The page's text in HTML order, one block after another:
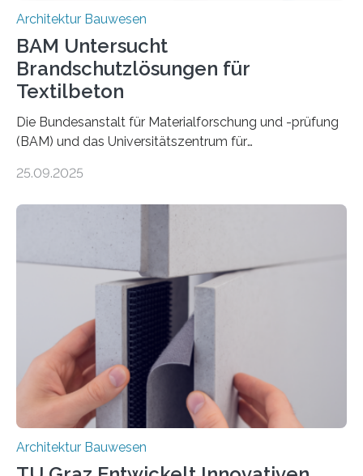
Architektur Bauwesen
BAM Untersucht
Brandschutzlösungen für
Textilbeton
Die Bundesanstalt für Materialforschung und -prüfung
(BAM) und das Universitätszentrum für
untersuchen in einem gemeinsamen Forschungsprojekt
Ziel ist es, die Einsatzmöglichkeiten dieses innovativen
Textilbeton ist ein moderner Verbundwerkstoff, der aus
einer feinkörnigen Betonmatrix und einer textilen
Bewehrung besteht – meist aus Carbon-, Glas- oder
Basaltfasern. Anders als herkömmlicher Stahlbeton, bei
dem Stahlstäbe zur…
25.09.2025
Architektur Bauwesen